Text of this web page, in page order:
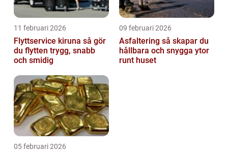
11 februari 2026
Flyttservice kiruna så gör
du flytten trygg, snabb
och smidig
09 februari 2026
Asfaltering så skapar du
hållbara och snygga ytor
runt huset
05 februari 2026